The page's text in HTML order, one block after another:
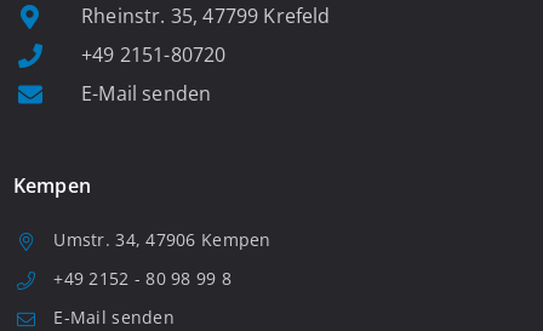
Rheinstr. 35, 47799 Krefeld
+49 2151-80720
E-Mail senden
Kempen
Umstr. 34, 47906 Kempen
+49 2152 - 80 98 99 8
E-Mail senden